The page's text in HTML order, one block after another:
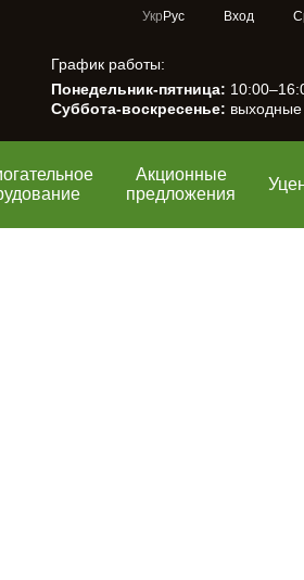
Укр Рус Вход
График работы:
Понедельник-пятница:
Суббота-воскресенье: выходные
Акционные
предложения